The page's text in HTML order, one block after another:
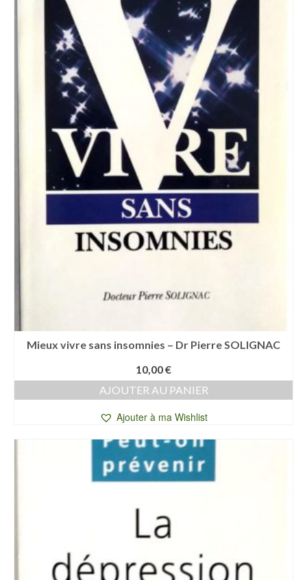
Mieux vivre sans insomnies – Dr Pierre SOLIGNAC
10,00€
AJOUTER AU PANIER
Ajouter à ma Wishlist